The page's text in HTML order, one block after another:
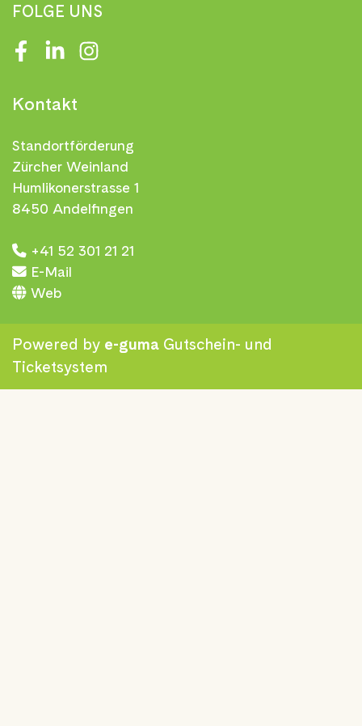
FOLGE UNS
Facebook
LinkedInInstagram
Kontakt
Standortförderung
Zürcher Weinland
Humlikonerstrasse 1
8450 Andelfingen
+41 52 301 21 21
E-Mail
Web
Powered by e-guma Gutschein- und
Ticketsystem